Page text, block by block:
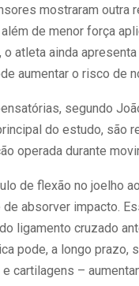
mostraram outra
de menor força
atleta ainda
aumentar o risco de
segundo
do estudo, são
operada durante
de flexão no joelho
de absorver impacto.
ligamento cruzado
pode, a longo prazo,
cartilagens –